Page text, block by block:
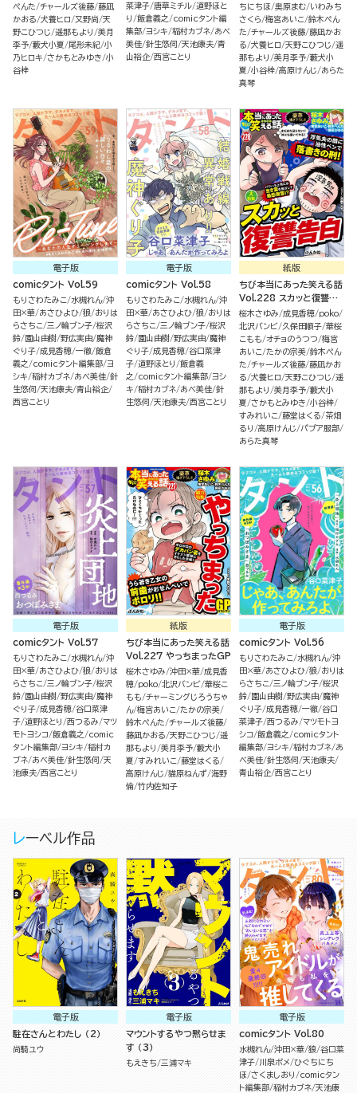
ぺんた チャールズ後藤 藤凪
かおる 犬養ヒロ 又野尚 天
野こひつじ 遥那もより
美月
李予 藪犬小夏 尾形未紀 小
乃ヒロキ さかもとみゆき 小
谷梓
菜津子 唐草ミチル 道野ほと
り
飯倉義之
comicタント編
集部 ヨシキ 稲村カブネ あべ
美佳 針生悠伺 天池康夫 青
山裕企 西宮ことり
ちにちほ 奥原まむ いわみち
さくら 梅宮あいこ 鈴木ぺん
た チャールズ後藤 藤凪かお
る 犬養ヒロ 天野こひつじ 遥
那もより
美月李予 藪犬小
夏 小谷梓 高原けんじ
あらた
真琴
電子版
comicタント Vol.59
もりさわたみこ 水槻れん 沖
田×華 あさひよひ 狼 おりは
らさちこ 三ノ輪ブン子 桜沢
鈴 園山由樹 野広実由 魔神
ぐり子 成見香穂 一徹 飯倉
義之
comicタント編集部 ヨ
シキ 稲村カブネ あべ美佳 針
生悠伺 天池康夫 青山裕企
西宮ことり
電子版
comicタント Vol.58
もりさわたみこ 水槻れん 沖
田×華 あさひよひ 狼 おりは
らさちこ 三ノ輪ブン子 桜沢
鈴 園山由樹 野広実由 魔神
ぐり子 成見香穂 谷口菜津
子 道野ほとり
飯倉義
之
comicタント編集部 ヨシ
キ 稲村カブネ あべ美佳 針
生悠伺 天池康夫 西宮ことり
紙版
ちび本当にあった笑える話
Vol.228 スカッと復讐告
白
桜木さゆみ 成見香穂 poko
北沢バンビ 久保田順子 華桜
こもも オチョのうつつ 梅宮
あいこ たかの宗美 鈴木ぺん
た チャールズ後藤 藤凪かお
る 犬養ヒロ 天野こひつじ 遥
那もより
美月李予 藪犬小
夏 さかもとみゆき 小谷梓
すみれいこ 藤堂はくる 茶畑
るり
高原けんじ
パプア服部
あらた真琴
電子版
comicタント Vol.57
もりさわたみこ 水槻れん 沖
田×華 あさひよひ 狼 おりは
らさちこ 三ノ輪ブン子 桜沢
鈴 園山由樹 野広実由 魔神
ぐり子 成見香穂 谷口菜津
子 道野ほとり 西つるみ マツ
モトヨシコ 飯倉義之
comic
タント編集部 ヨシキ 稲村カ
ブネ あべ美佳 針生悠伺 天
池康夫 西宮ことり
紙版
ちび本当にあった笑える話
Vol.227 やっちまったGP
桜木さゆみ 沖田×華 成見香
穂 poko 北沢バンビ 華桜こ
もも チャーミングじろうちゃ
ん 梅宮あいこ たかの宗美
鈴木ぺんた チャールズ後藤
藤凪かおる 天野こひつじ 遥
那もより
美月李予 藪犬小
夏 すみれいこ 藤堂はくる
高原けんじ 猫原ねんず 海野
倫 竹内佐知子
電子版
comicタント Vol.56
もりさわたみこ 水槻れん 沖
田×華 あさひよひ 狼 おりは
らさちこ 三ノ輪ブン子 桜沢
鈴 園山由樹 野広実由 魔神
ぐり子 成見香穂 一徹 谷口
菜津子 西つるみ マツモトヨ
シコ 飯倉義之
comicタント
編集部 ヨシキ 稲村カブネ あ
べ美佳 針生悠伺 天池康夫
青山裕企 西宮ことり
レーベル作品
電子版
駐在さんとわたし （2）
尚騎ユウ
電子版
マウントするやつ黙らせま
す （3）
もえきち 三浦マキ
電子版
comicタント Vol.80
水槻れん 沖田×華 狼 谷口菜
津子 川泉ポメ ひぐちにち
ほ さくましおり
comicタン
ト編集部 稲村カブネ 天池康